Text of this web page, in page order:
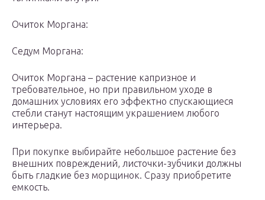
Очиток Моргана:
Седум Моргана:
Очиток Моргана – растение капризное и
требовательное, но при правильном уходе в
домашних условиях его эффектно спускающиеся
стебли станут настоящим украшением любого
интерьера.
При покупке выбирайте небольшое растение без
внешних повреждений, листочки-зубчики должны
быть гладкие без морщинок. Сразу приобретите
емкость.